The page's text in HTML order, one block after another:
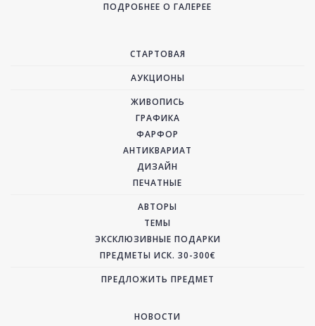
ПОДРОБНЕЕ О ГАЛЕРЕЕ
СТАРТОВАЯ
АУКЦИОНЫ
ЖИВОПИСЬ
ГРАФИКА
ФАРФОР
АНТИКВАРИАТ
ДИЗАЙН
ПЕЧАТНЫЕ
АВТОРЫ
ТЕМЫ
ЭКСКЛЮЗИВНЫЕ ПОДАРКИ
ПРЕДМЕТЫ ИСК. 30-300€
ПРЕДЛОЖИТЬ ПРЕДМЕТ
НОВОСТИ